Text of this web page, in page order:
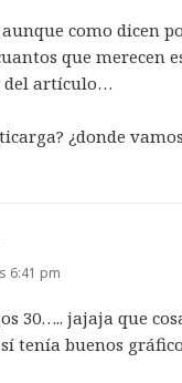
como dicen
que merecen
del artículo…
¿donde
6:41 pm
30….. jajaja que
tenía buenos